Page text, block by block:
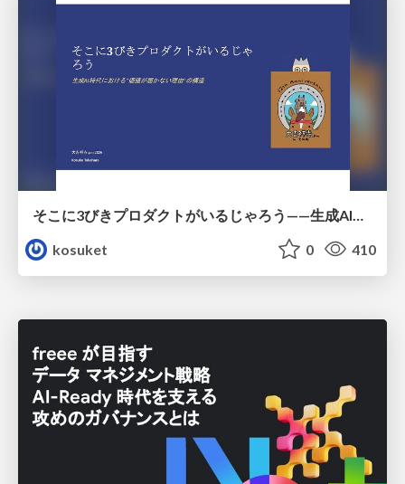
kosuket
0 410